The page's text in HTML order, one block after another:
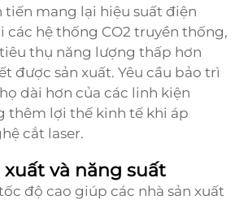
tiến mang lại hiệu suất điện
các hệ thống CO2 truyền thống,
thụ năng lượng thấp hơn
được sản xuất. Yêu cầu bảo trì
dài hơn của các linh kiện
thêm lợi thế kinh tế khi áp
cắt laser.
xuất và năng suất
độ cao giúp các nhà sản xuất